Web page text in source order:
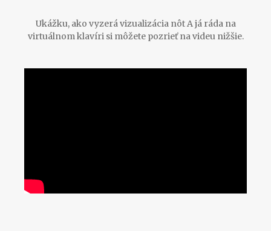
Ukážku, ako vyzerá vizualizácia nôt A já ráda na
virtuálnom klavíri si môžete pozrieť na videu nižšie.